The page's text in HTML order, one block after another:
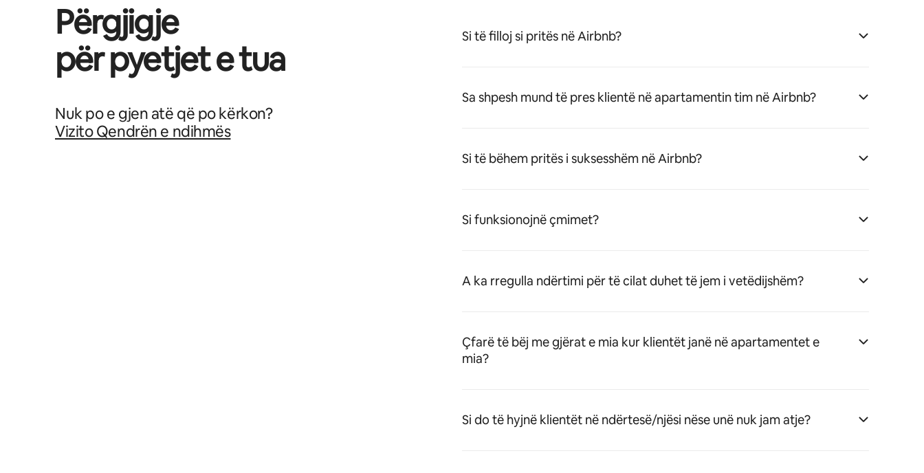
Përgjigje
për pyetjet e tua
Nuk po e gjen atë që po kërkon?
Vizito Qendrën e ndihmës
Si të filloj si pritës në Airbnb?
Sa shpesh mund të pres klientë në apartamentin tim në Airbnb?
Si të bëhem pritës i suksesshëm në Airbnb?
Si funksionojnë çmimet?
A ka rregulla ndërtimi për të cilat duhet të jem i vetëdijshëm?
Çfarë të bëj me gjërat e mia kur klientët janë në apartamentet e
mia?
Si do të hyjnë klientët në ndërtesë/njësi nëse unë nuk jam atje?